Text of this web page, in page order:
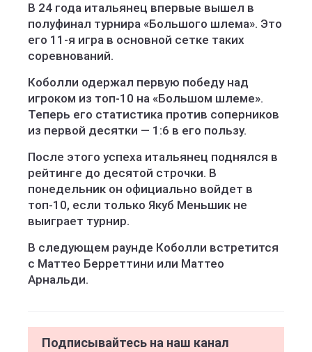
В 24 года итальянец впервые вышел в
полуфинал турнира «Большого шлема». Это
его 11-я игра в основной сетке таких
соревнований.
Коболли одержал первую победу над
игроком из топ-10 на «Большом шлеме».
Теперь его статистика против соперников
из первой десятки — 1:6 в его пользу.
После этого успеха итальянец поднялся в
рейтинге до десятой строчки. В
понедельник он официально войдет в
топ-10, если только Якуб Меньшик не
выиграет турнир.
В следующем раунде Коболли встретится
с Маттео Берреттини или Маттео
Арнальди.
Подписывайтесь на наш канал